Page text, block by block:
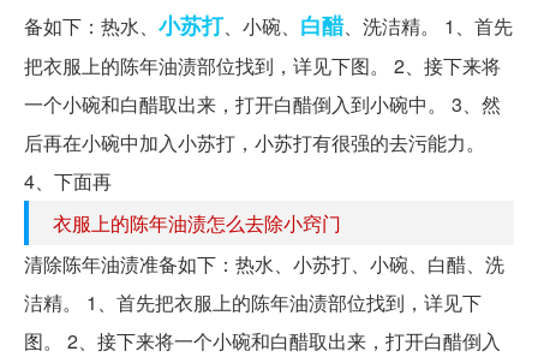
备如下：热水、 小苏打、小碗、 白醋、洗洁精。 1、首先
把衣服上的陈年油渍部位找到，详见下图。 2、接下来将
一个小碗和白醋取出来，打开白醋倒入到小碗中。 3、然
后再在小碗中加入小苏打，小苏打有很强的去污能力。
4、下面再
衣服上的陈年油渍怎么去除小窍门
清除陈年油渍准备如下：热水、小苏打、小碗、白醋、洗
洁精。 1、首先把衣服上的陈年油渍部位找到，详见下
图。 2、接下来将一个小碗和白醋取出来，打开白醋倒入